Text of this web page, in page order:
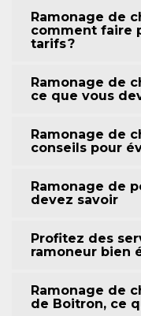
Ramonage de
comment faire
tarifs ?
Ramonage de
ce que vous
Ramonage de
conseils pour
Ramonage de
devez savoir
Profitez des
ramoneur bien
Ramonage de
de Boitron, ce